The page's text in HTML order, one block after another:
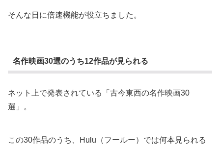
そんな日に倍速機能が役立ちました。
名作映画30選のうち12作品が見られる
ネット上で発表されている「古今東西の名作映画30
選」。
この30作品のうち、Hulu（フールー）では何本見られる